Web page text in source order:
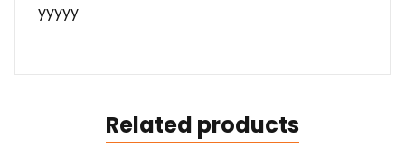
yyyyy
Related products